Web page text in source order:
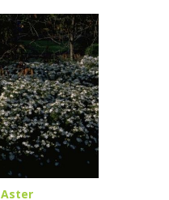
Aster